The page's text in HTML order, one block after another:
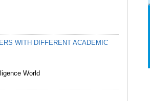
WITH DIFFERENT ACADEMIC
World